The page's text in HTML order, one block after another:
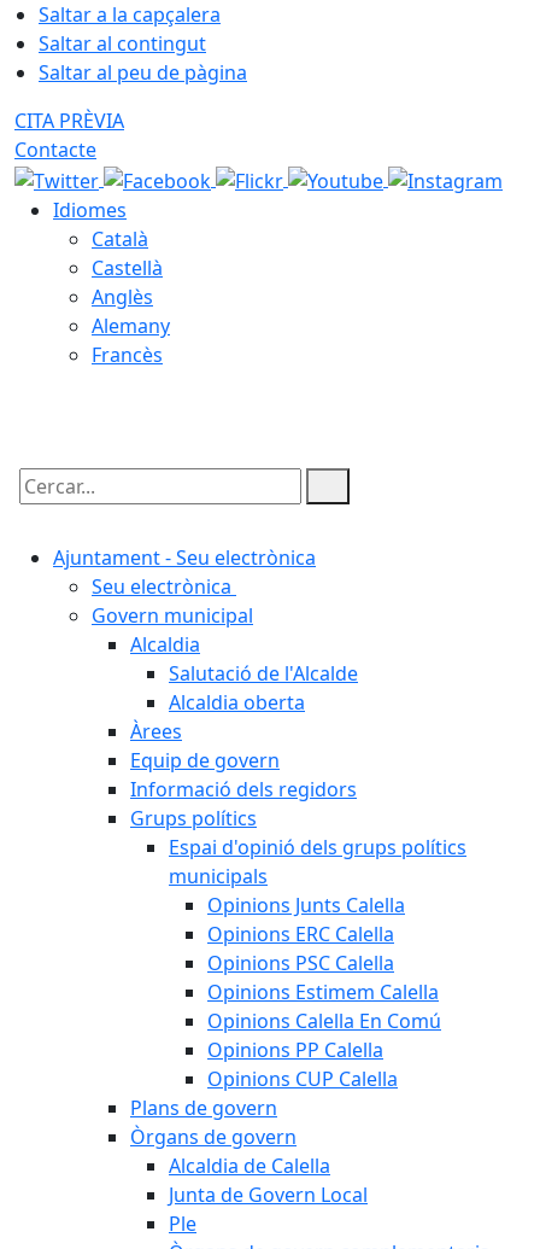
Saltar a la capçalera
Saltar al contingut
Saltar al peu de pàgina
CITA PRÈVIA
Contacte
Idiomes
Català
Castellà
Anglès
Alemany
Francès
Cercar:
Ajuntament - Seu electrònica
Seu electrònica
Govern municipal
Alcaldia
Salutació de l'Alcalde
Alcaldia oberta
Àrees
Equip de govern
Informació dels regidors
Grups polítics
Espai d'opinió dels grups polítics
municipals
Opinions Junts Calella
Opinions ERC Calella
Opinions PSC Calella
Opinions Estimem Calella
Opinions Calella En Comú
Opinions PP Calella
Opinions CUP Calella
Plans de govern
Òrgans de govern
Alcaldia de Calella
Junta de Govern Local
Ple